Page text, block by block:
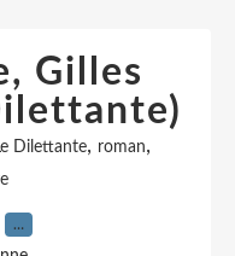
Gilles
Dilettante, roman,
…